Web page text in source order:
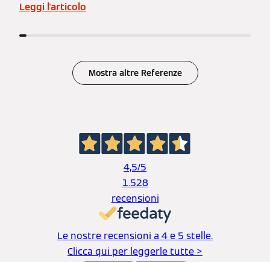
Leggi l'articolo
Mostra altre Referenze
4,5/5
1.528
recensioni
Le nostre recensioni a 4 e 5 stelle.
Clicca qui per leggerle tutte >